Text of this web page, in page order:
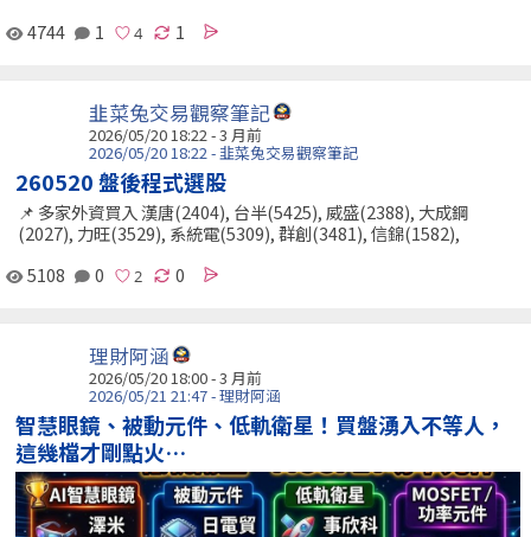
4744 1 1
韭菜兔交易觀察筆記
2026/05/20 18:22 - 3 月前
2026/05/20 18:22 - 韭菜兔交易觀察筆記
260520 盤後程式選股
📌 多家外資買入 漢唐(2404), 台半(5425), 威盛(2388), 大成鋼
(2027), 力旺(3529), 系統電(5309), 群創(3481), 信錦(1582),
5108
0 0
理財阿涵
2026/05/20 18:00 - 3 月前
2026/05/21 21:47 - 理財阿涵
智慧眼鏡、被動元件、低軌衛星！買盤湧入不等人，
這幾檔才剛點火…